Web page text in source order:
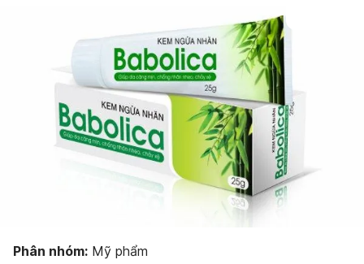
Tương tác có thể xảy ra với kem bôi da Babolica
Bảo quản kem ngừa nhăn Babolica
Dạng bào chế của Babolica
Phân nhóm: Mỹ phẩm